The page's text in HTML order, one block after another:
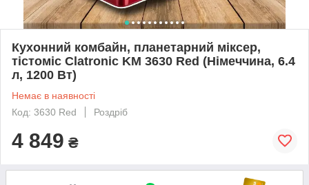
Кухонний комбайн, планетарний міксер,
тістоміс Clatronic KM 3630 Red (Німеччина, 6.4
л, 1200 Вт)
Немає в наявності
Код: 3630 Red
Роздріб
4 849 ₴